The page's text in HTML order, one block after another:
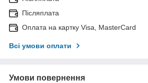
Післяплата
Оплата на картку Visa, MasterCard
Всі умови оплати
Умови повернення